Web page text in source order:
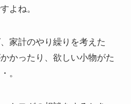
よね。
家計のやり繰りを考えた
かったり、欲しい小物がた
。